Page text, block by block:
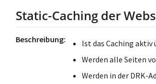
Static-Caching der
Beschreibung
Ist das Caching
Werden alle Seiten
Werden in der DRK-